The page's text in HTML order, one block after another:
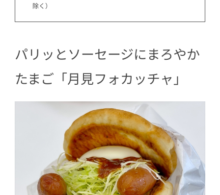
除く）
パリッとソーセージにまろやか
たまご「月見フォカッチャ」